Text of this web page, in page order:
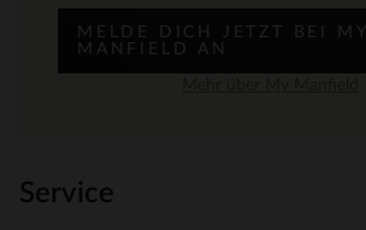
MELDE DICH JETZT BEI MY
MANFIELD AN
Service